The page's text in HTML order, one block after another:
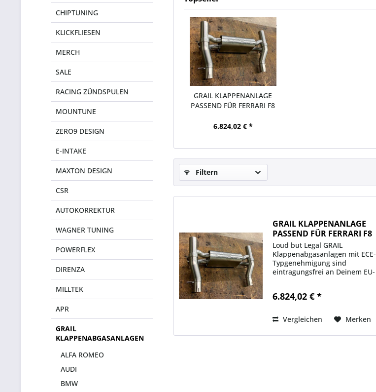
CHIPTUNING
KLICKFLIESEN
MERCH
SALE
RACING ZÜNDSPULEN
MOUNTUNE
ZERO9 DESIGN
E-INTAKE
MAXTON DESIGN
CSR
AUTOKORREKTUR
WAGNER TUNING
POWERFLEX
DIRENZA
MILLTEK
APR
GRAIL
KLAPPENABGASANLAGEN
ALFA ROMEO
AUDI
BMW
GRAIL KLAPPENANLAGE
PASSEND FÜR FERRARI F8
6.824,02 € *
Filtern
GRAIL KLAPPENANLAGE
PASSEND FÜR FERRARI F8
TRIBUTO
Loud but Legal GRAIL
Klappenabgasanlagen mit ECE-
Typgenehmigung sind
eintragungsfrei an Deinem EU-
per Hand in Deutschland
unverwechselbaren Klang,...
6.824,02 € *
Vergleichen Merken